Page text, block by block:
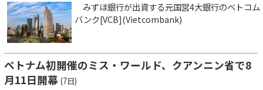
みずほ銀行が出資する元国営4大銀行のベトコム
バンク[VCB](Vietcombank)
ベトナム初開催のミス・ワールド、クアンニン省で8
月11日開幕 (7日)